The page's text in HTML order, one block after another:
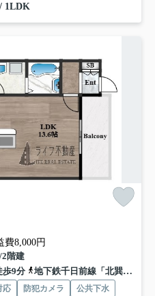
1LDK
費8,000円
2階建
歩9分
地下鉄千日前線「北巽」駅 徒歩12分
応 防犯カメラ 公共下水